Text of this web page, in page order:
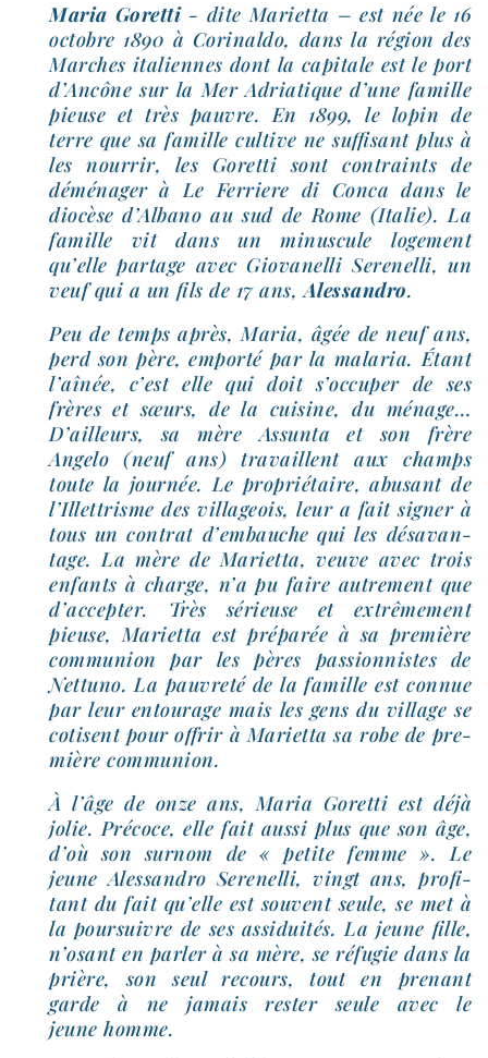
Maria Goretti - dite Marietta – est née le 16
octobre 1890 à Corinaldo, dans la région des
Marches ita­liennes dont la capi­tale est le port
d’Ancône sur la Mer Adriatique d’une famille
pieuse et très pauvre. En 1899, le lopin de
terre que sa famille cultive ne suf­fi­sant plus à
les nour­rir, les Goretti sont contraints de
démé­na­ger à Le Ferriere di Conca dans le
dio­cèse d’Albano au sud de Rome (Italie). La
famille vit dans un minus­cule loge­ment
qu’elle par­tage avec Giovanelli Serenelli, un
veuf qui a un fils de 17 ans,Alessandro.
Peu de temps après, Maria, âgée de neuf ans,
perd son père, empor­té par la mala­ria. Étant
l’aî­née, c’est elle qui doit s’oc­cu­per de ses
frères et sœurs, de la cui­sine, du ménage…
D’ailleurs, sa mère Assunta et son frère
Angelo (neuf ans) tra­vaillent aux champs
toute la jour­née. Le pro­prié­taire, abu­sant de
l’Illettrisme des vil­la­geois, leur a fait signer à
tous un contrat d’embauche qui les désa­van­
tage. La mère de Marietta, veuve avec trois
enfants à charge, n’a pu faire autre­ment que
d’ac­cep­ter. Très sérieuse et extrê­me­ment
pieuse, Marietta est pré­pa­rée à sa pre­mière
com­mu­nion par les pères pas­sion­nistes de
Nettuno. La pau­vre­té de la famille est connue
par leur entou­rage mais les gens du vil­lage se
cotisent pour offrir à Marietta sa robe de pre­
mière communion.
À l’âge de onze ans, Maria Goretti est déjà
jolie. Précoce, elle fait aus­si plus que son âge,
d’où son sur­nom de « petite femme ». Le
jeune Alessandro Serenelli, vingt ans, pro­fi­
tant du fait qu’elle est sou­vent seule, se met à
la pour­suivre de ses assi­dui­tés. La jeune fille,
n’o­sant en par­ler à sa mère, se réfu­gie dans la
prière, son seul recours, tout en pre­nant
garde à ne jamais res­ter seule avec le
jeune homme.